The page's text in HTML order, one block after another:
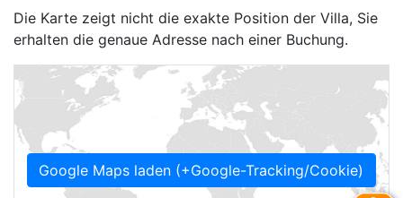
Die Karte zeigt nicht die exakte Position der Villa, Sie
erhalten die genaue Adresse nach einer Buchung.
Google Maps laden (+Google-Tracking/Cookie)